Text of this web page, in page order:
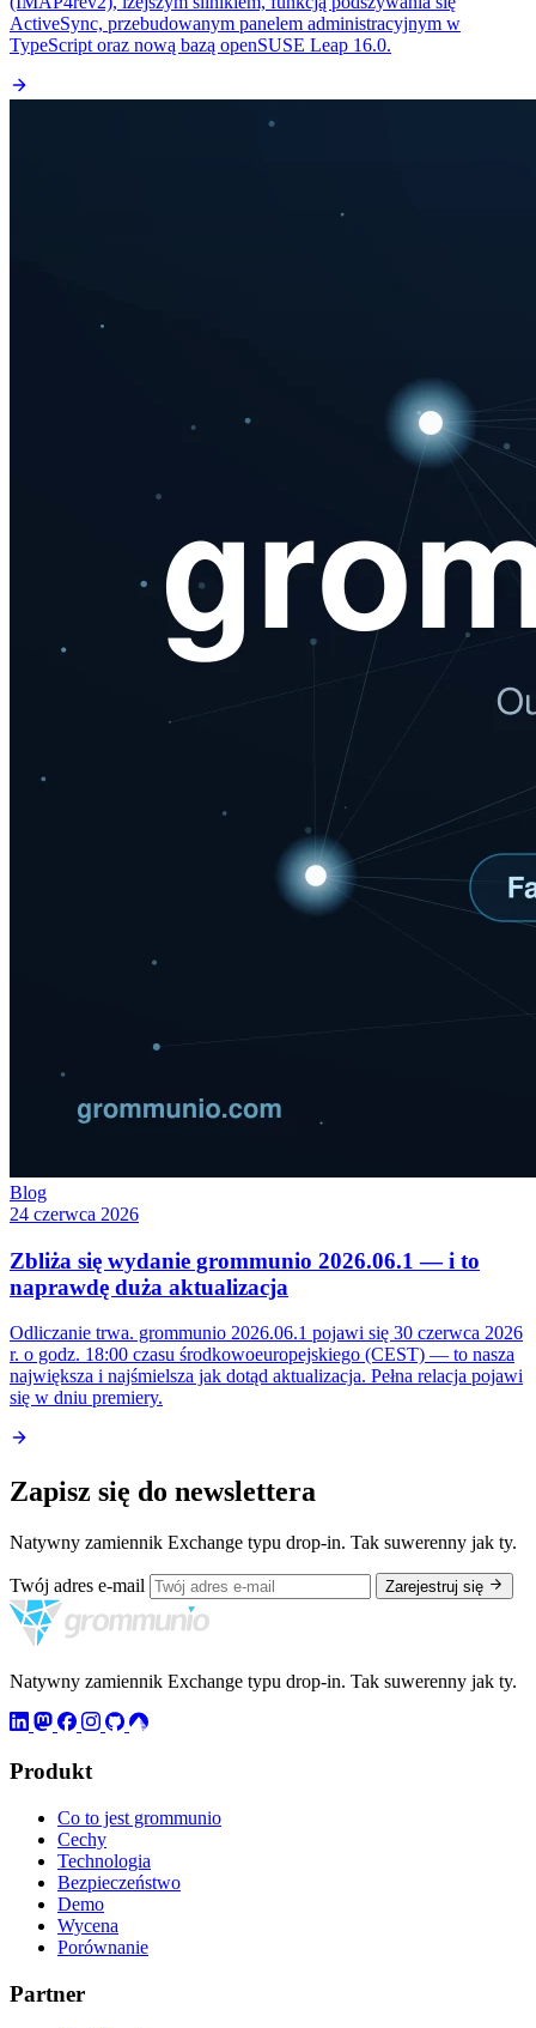
ActiveSync, przebudowanym panelem administracyjnym w
TypeScript oraz nową bazą openSUSE Leap 16.0.
Blog
24 czerwca 2026
Zbliża się wydanie grommunio 2026.06.1 — i to
naprawdę duża aktualizacja
Odliczanie trwa. grommunio 2026.06.1 pojawi się 30 czerwca 2026
r. o godz. 18:00 czasu środkowoeuropejskiego (CEST) — to nasza
największa i najśmielsza jak dotąd aktualizacja. Pełna relacja pojawi
się w dniu premiery.
Zapisz się do newslettera
Natywny zamiennik Exchange typu drop-in. Tak suwerenny jak ty.
Twój adres e-mail Zarejestruj się
Natywny zamiennik Exchange typu drop-in. Tak suwerenny jak ty.
Produkt
Co to jest grommunio
Cechy
Technologia
Bezpieczeństwo
Demo
Wycena
Porównanie
Partner